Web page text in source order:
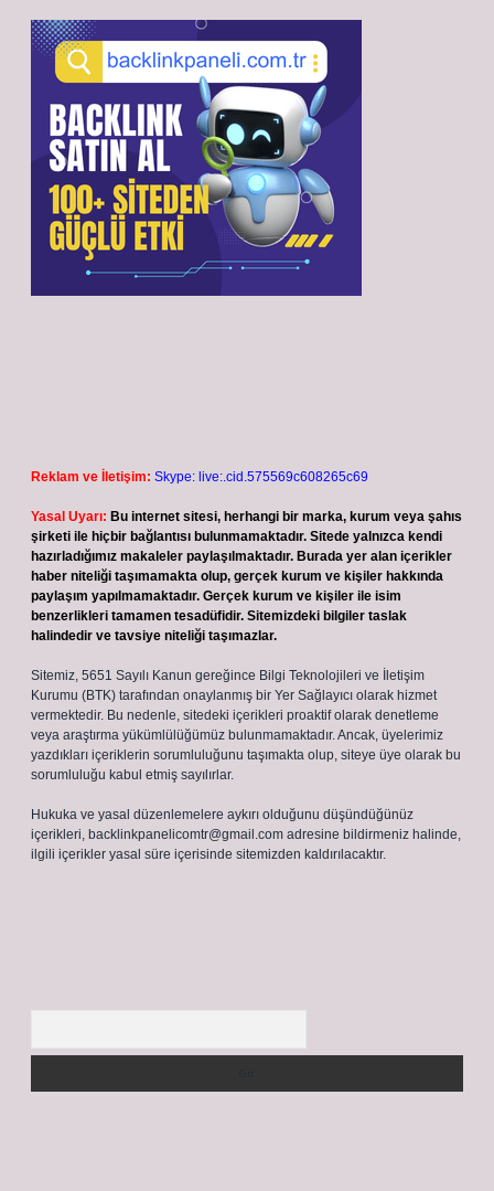
Reklam ve İletişim: Skype: live:.cid.575569c608265c69
Yasal Uyarı: Bu internet sitesi, herhangi bir marka, kurum veya şahıs
şirketi ile hiçbir bağlantısı bulunmamaktadır. Sitede yalnızca kendi
hazırladığımız makaleler paylaşılmaktadır. Burada yer alan içerikler
haber niteliği taşımamakta olup, gerçek kurum ve kişiler hakkında
paylaşım yapılmamaktadır. Gerçek kurum ve kişiler ile isim
benzerlikleri tamamen tesadüfidir. Sitemizdeki bilgiler taslak
halindedir ve tavsiye niteliği taşımazlar.
Sitemiz, 5651 Sayılı Kanun gereğince Bilgi Teknolojileri ve İletişim
Kurumu (BTK) tarafından onaylanmış bir Yer Sağlayıcı olarak hizmet
vermektedir. Bu nedenle, sitedeki içerikleri proaktif olarak denetleme
veya araştırma yükümlülüğümüz bulunmamaktadır. Ancak, üyelerimiz
yazdıkları içeriklerin sorumluluğunu taşımakta olup, siteye üye olarak bu
sorumluluğu kabul etmiş sayılırlar.
Hukuka ve yasal düzenlemelere aykırı olduğunu düşündüğünüz
içerikleri, backlinkpanelicomtr@gmail.com adresine bildirmeniz halinde,
ilgili içerikler yasal süre içerisinde sitemizden kaldırılacaktır.